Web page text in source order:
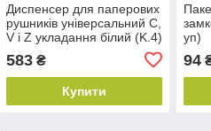
Диспенсер для паперових
рушників універсальний С,
V і Z укладання білий (K.4)
583₴
Купити
уп)
94